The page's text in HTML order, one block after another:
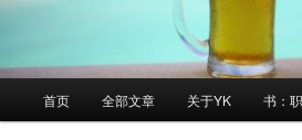
首页 全部文章 关于YK 书：